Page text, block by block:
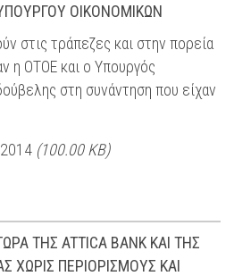
ΟΙΚΟΝΟΜΙΚΩΝ
στις τράπεζες και στην πορεία
η ΟΤΟΕ και ο Υπουργός
στη συνάντηση που είχαν
(100.00 KB)
ΤΗΣ ATTICA BANK ΚΑΙ ΤΗΣ
ΧΩΡΙΣ ΠΕΡΙΟΡΙΣΜΟΥΣ ΚΑΙ